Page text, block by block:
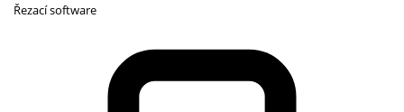
Řezací software